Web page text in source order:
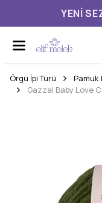
YENI
Örgü İpi Türü
Pamuk
Gazzal Baby Love